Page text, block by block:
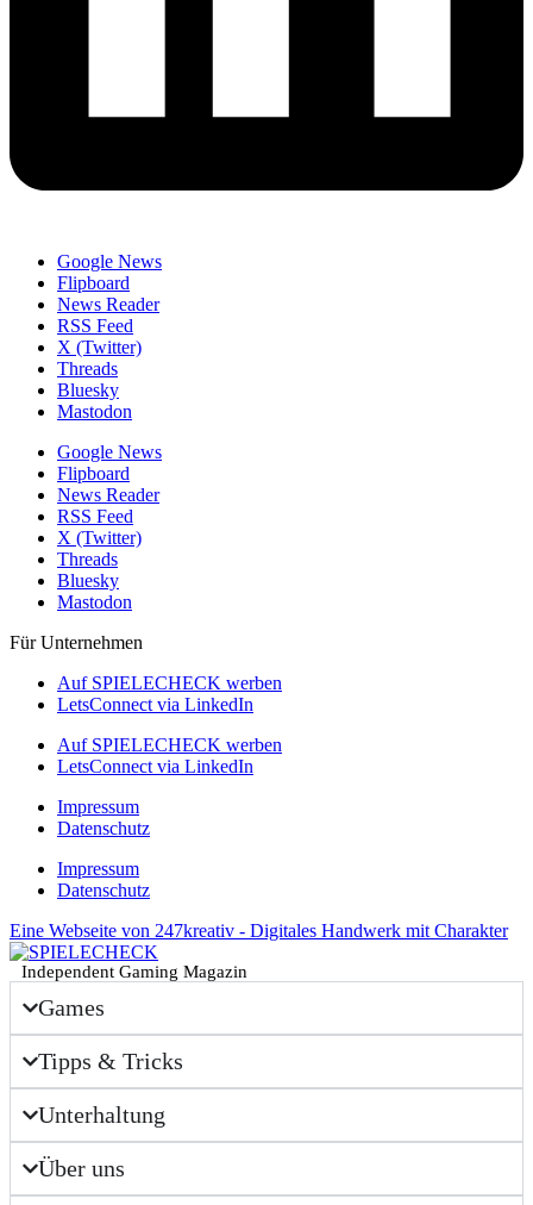
Google News
Flipboard
News Reader
RSS Feed
X (Twitter)
Threads
Bluesky
Mastodon
Google News
Flipboard
News Reader
RSS Feed
X (Twitter)
Threads
Bluesky
Mastodon
Für Unternehmen
Auf SPIELECHECK werben
LetsConnect via LinkedIn
Auf SPIELECHECK werben
LetsConnect via LinkedIn
Impressum
Datenschutz
Impressum
Datenschutz
Eine Webseite von 247kreativ - Digitales Handwerk mit Charakter
Independent Gaming Magazin
Games
Tipps & Tricks
Unterhaltung
Über uns